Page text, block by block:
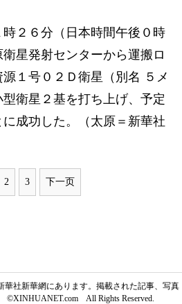
２６分（日本時間午後０時
星発射センターから運搬ロ
１号０２Ｄ衛星（別名 ５メ
衛星２基を打ち上げ、予定
成功した。（太原＝新華社
2 3 下一页
華社新華網にあります。掲載された記事、写真
©XINHUANET.com All Rights Reserved.